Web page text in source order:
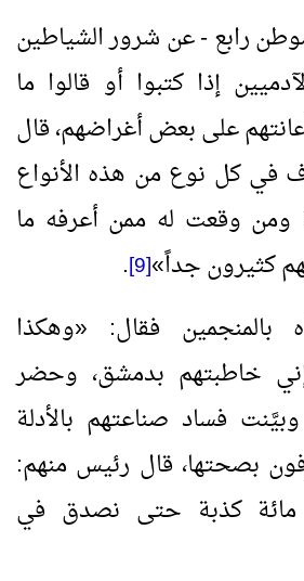
رابع - عن شرور الشياطين
إذا كتبوا أو قالوا ما
على بعض أغراضهم، قال
في كل نوع من هذه الأنواع
ومن وقعت له ممن أعرفه ما
كثيرون جداً»
[9]
.
بالمنجمين فقال: «وهكذا
خاطبتهم بدمشق، وحضر
فساد صناعتهم بالأدلة
بصحتها، قال رئيس منهم:
مائة كذبة حتى نصدق في